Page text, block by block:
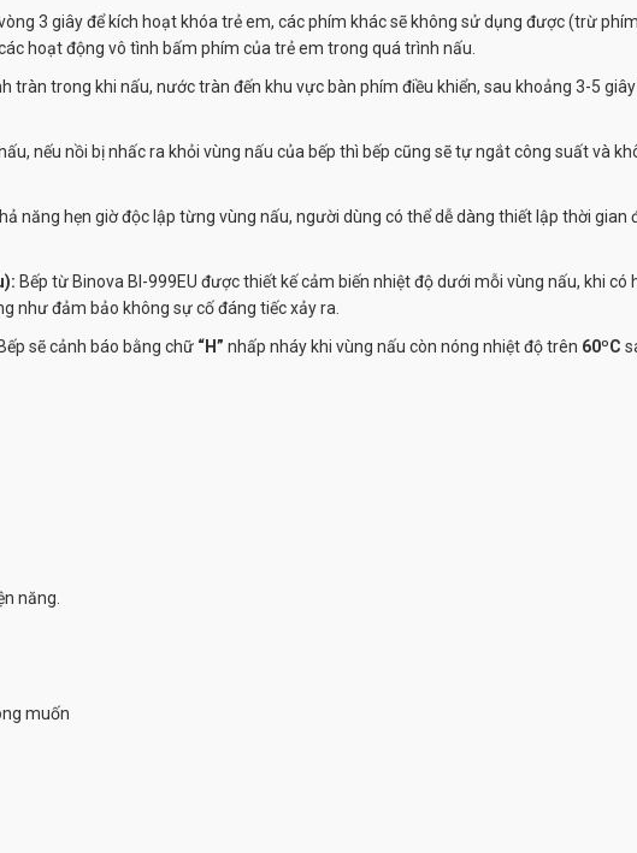
3 giây để kích hoạt khóa trẻ em, các phím khác sẽ không sử dụng được (trừ
hoạt động vô tình bấm phím của trẻ em trong quá trình nấu.
tràn trong khi nấu, nước tràn đến khu vực bàn phím điều khiển, sau khoảng 3-5
nếu nồi bị nhấc ra khỏi vùng nấu của bếp thì bếp cũng sẽ tự ngắt công suất và
năng hẹn giờ độc lập từng vùng nấu, người dùng có thể dễ dàng thiết lập thời
Bếp từ Binova BI-999EU được thiết kế cảm biến nhiệt độ dưới mỗi vùng nấu, khi có
như đảm bảo không sự cố đáng tiếc xảy ra.
Bếp sẽ cảnh báo bằng chữ “H” nhấp nháy khi vùng nấu còn nóng nhiệt độ trên 60ºC
năng.
muốn